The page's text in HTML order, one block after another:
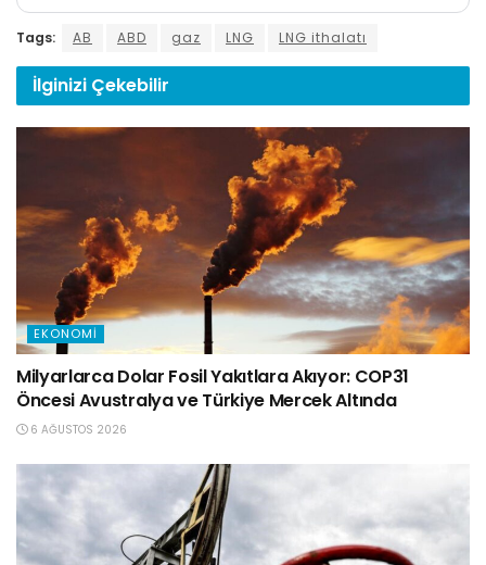
Tags: AB ABD gaz LNG LNG ithalatı
İlginizi Çekebilir
EKONOMI
Milyarlarca Dolar Fosil Yakıtlara Akıyor: COP31
Öncesi Avustralya ve Türkiye Mercek Altında
6 AĞUSTOS 2026